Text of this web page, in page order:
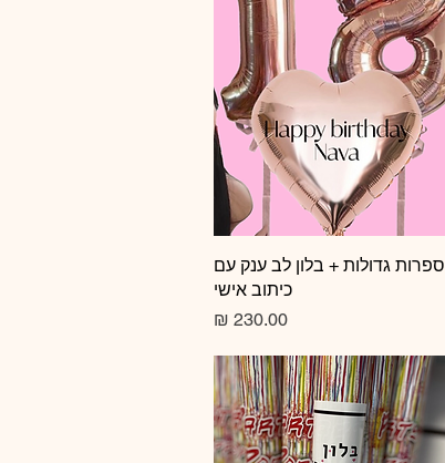
תצוגה מהירה
ספרות גדולות + בלון לב ענק עם
כיתוב אישי
מחיר